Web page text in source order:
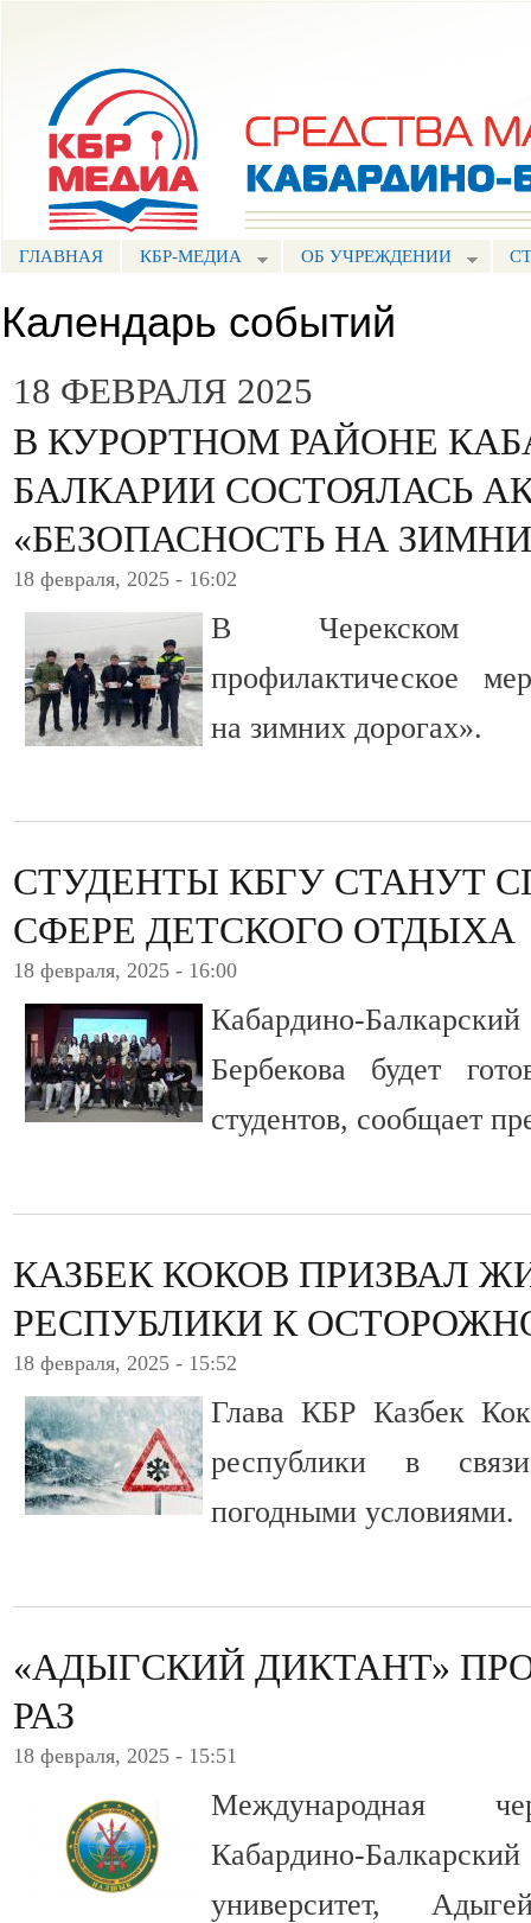
ГЛАВНАЯ КБР-МЕДИА ОБ УЧРЕЖДЕНИИ
Календарь событий
18 ФЕВРАЛЯ 2025
В КУРОРТНОМ РАЙОНЕ
БАЛКАРИИ СОСТОЯЛАСЬ
«БЕЗОПАСНОСТЬ НА
18 февраля, 2025 - 16:02
В Черекском
профилактическое
на зимних дорогах».
СТУДЕНТЫ КБГУ СТАНУТ
СФЕРЕ ДЕТСКОГО ОТДЫХА
18 февраля, 2025 - 16:00
Кабардино-
Бербекова будет
студентов, сообщает
КАЗБЕК КОКОВ ПРИЗВАЛ
РЕСПУБЛИКИ К
18 февраля, 2025 - 15:52
Глава КБР Казбек
республики в
погодными условиями.
«АДЫГСКИЙ ДИКТАНТ»
РАЗ
18 февраля, 2025 - 15:51
Международная
Кабардино-
университет,